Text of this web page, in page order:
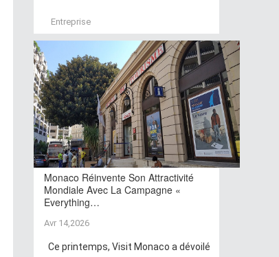
Entreprise
Monaco Réinvente Son Attractivité
Mondiale Avec La Campagne «
Everything…
Avr 14,2026
Ce printemps, Visit Monaco a dévoilé